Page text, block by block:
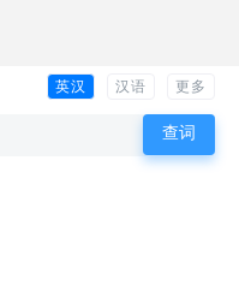
英汉 汉语 更多